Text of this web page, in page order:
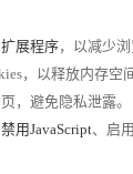
扩展程序，以减少浏
，以释放内存空间
，避免隐私泄露。
禁用JavaScript、启用